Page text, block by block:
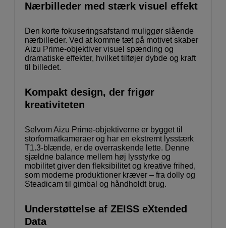
Nærbilleder med stærk visuel effekt
Den korte fokuseringsafstand muliggør slående
nærbilleder. Ved at komme tæt på motivet skaber
Aizu Prime-objektiver visuel spænding og
dramatiske effekter, hvilket tilføjer dybde og kraft
til billedet.
Kompakt design, der frigør
kreativiteten
Selvom Aizu Prime-objektiverne er bygget til
storformatkameraer og har en ekstremt lysstærk
T1.3-blænde, er de overraskende lette. Denne
sjældne balance mellem høj lysstyrke og
mobilitet giver den fleksibilitet og kreative frihed,
som moderne produktioner kræver – fra dolly og
Steadicam til gimbal og håndholdt brug.
Understøttelse af ZEISS eXtended
Data